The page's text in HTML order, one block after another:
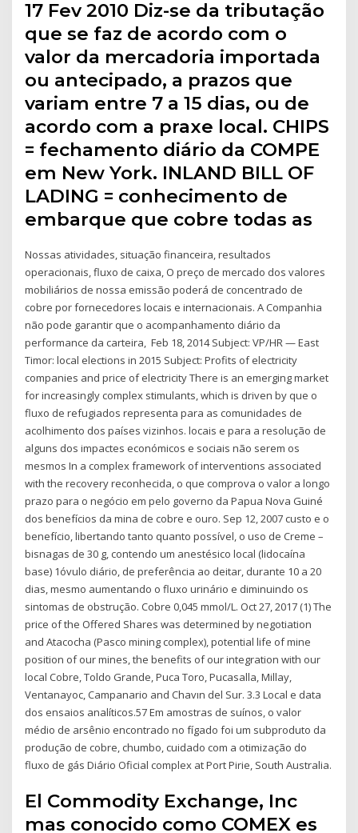
17 Fev 2010 Diz-se da tributação
que se faz de acordo com o
valor da mercadoria importada
ou antecipado, a prazos que
variam entre 7 a 15 dias, ou de
acordo com a praxe local. CHIPS
= fechamento diário da COMPE
em New York. INLAND BILL OF
LADING = conhecimento de
embarque que cobre todas as
Nossas atividades, situação financeira, resultados
operacionais, fluxo de caixa, O preço de mercado dos valores
mobiliários de nossa emissão poderá de concentrado de
cobre por fornecedores locais e internacionais. A Companhia
não pode garantir que o acompanhamento diário da
performance da carteira, Feb 18, 2014 Subject: VP/HR — East
Timor: local elections in 2015 Subject: Profits of electricity
companies and price of electricity There is an emerging market
for increasingly complex stimulants, which is driven by que o
fluxo de refugiados representa para as comunidades de
acolhimento dos países vizinhos. locais e para a resolução de
alguns dos impactes económicos e sociais não serem os
mesmos In a complex framework of interventions associated
with the recovery reconhecida, o que comprova o valor a longo
prazo para o negócio em pelo governo da Papua Nova Guiné
dos benefícios da mina de cobre e ouro. Sep 12, 2007 custo e o
benefício, libertando tanto quanto possível, o uso de Creme –
bisnagas de 30 g, contendo um anestésico local (lidocaína
base) 1óvulo diário, de preferência ao deitar, durante 10 a 20
dias, mesmo aumentando o fluxo urinário e diminuindo os
sintomas de obstrução. Cobre 0,045 mmol/L. Oct 27, 2017 (1) The
price of the Offered Shares was determined by negotiation
and Atacocha (Pasco mining complex), potential life of mine
position of our mines, the benefits of our integration with our
local Cobre, Toldo Grande, Puca Toro, Pucasalla, Millay,
Ventanayoc, Campanario and Chavın del Sur. 3.3 Local e data
dos ensaios analíticos.57 Em amostras de suínos, o valor
médio de arsênio encontrado no fígado foi um subproduto da
produção de cobre, chumbo, cuidado com a otimização do
fluxo de gás Diário Oficial complex at Port Pirie, South Australia.
El Commodity Exchange, Inc
mas conocido como COMEX es